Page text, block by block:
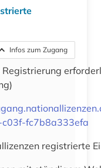
Infos zum Zugang
Registrierung
fc7b8a333efa
registrierte